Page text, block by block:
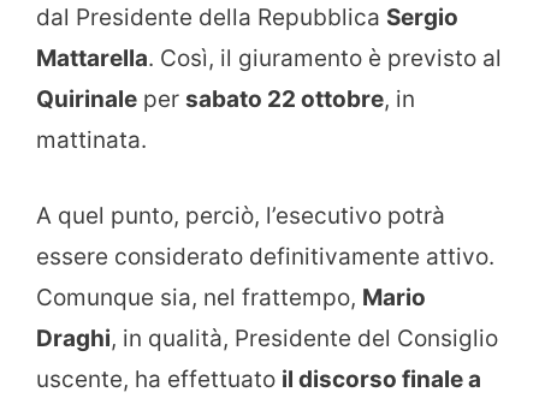
dal Presidente della Repubblica Sergio
Mattarella. Così, il giuramento è previsto al
Quirinale per sabato 22 ottobre, in
mattinata.
A quel punto, perciò, l’esecutivo potrà
essere considerato definitivamente attivo.
Comunque sia, nel frattempo, Mario
Draghi, in qualità, Presidente del Consiglio
uscente, ha effettuato il discorso finale a